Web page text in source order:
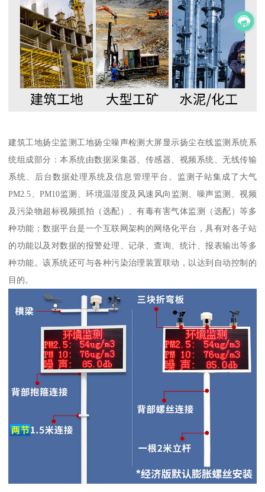
建筑工地扬尘监测工地扬尘噪声检测大屏显示扬尘在线监测系统系
统组成部分：本系统由数据采集器、传感器、视频系统、无线传输
系统、后台数据处理系统及信息管理平台。监测子站集成了大气
PM2.5、PM10监测、环境温湿度及风速风向监测、噪声监测、视频
及污染物超标视频抓拍（选配）、有毒有害气体监测（选配）等多
种功能；数据平台是一个互联网架构的网络化平台，具有对各子站
的功能以及对数据的报警处理、记录、查询、统计、报表输出等多
种功能。该系统还可与各种污染治理装置联动，以达到自动控制的
目的。